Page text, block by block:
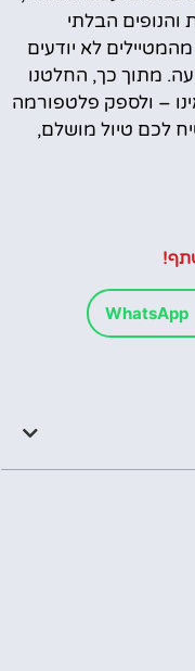
והנופים הבלתי
לא יודעים
מתוך כך, החלטנו
– ולספק פלטפורמה
לכם טיול מושלם,
WhatsApp